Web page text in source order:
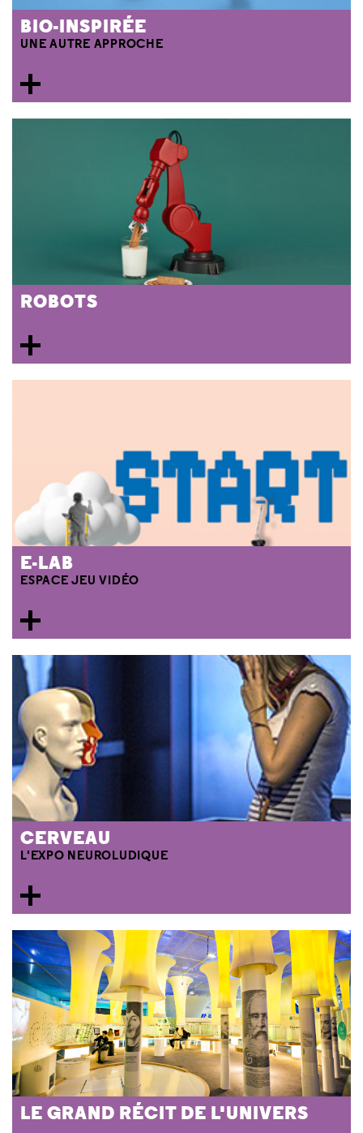
BIO-INSPIRÉE
UNE AUTRE APPROCHE
ROBOTS
E-LAB
ESPACE JEU VIDÉO
CERVEAU
L'EXPO NEUROLUDIQUE
LE GRAND RÉCIT DE L'UNIVERS